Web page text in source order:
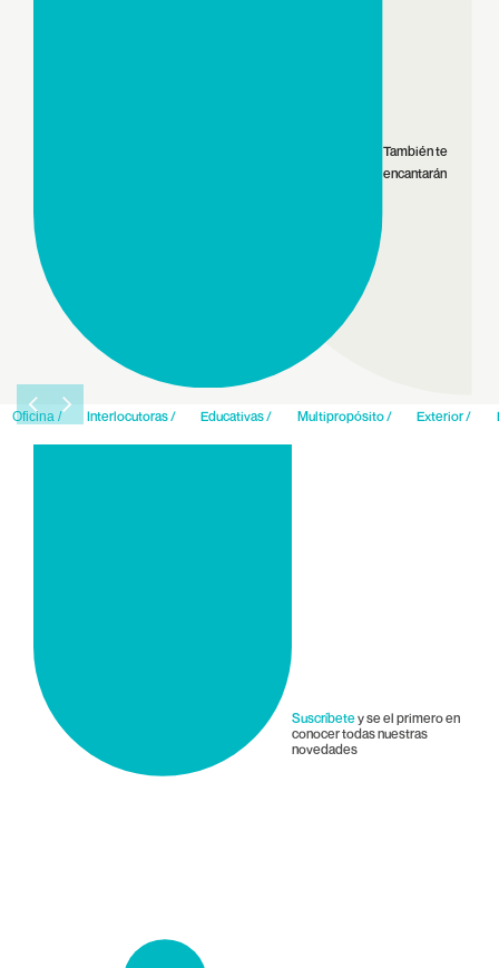
También te
encantarán
Oficina / Interlocutoras / Educativas / Multipropósito / Exterior /
Suscríbetey se el primero en
conocer todas nuestras
novedades